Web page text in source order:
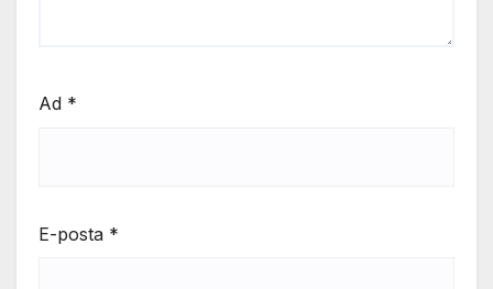
Ad *
E-posta *